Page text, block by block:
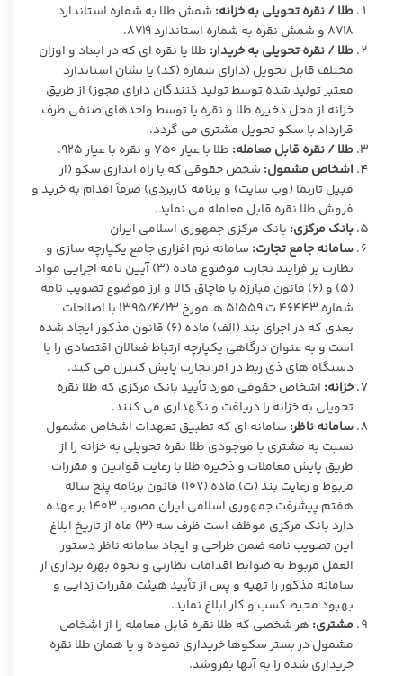
طلا / نقره تحویلی به خزانه: شمش طلا به شماره استاندارد
۸۷۱۸ و شمش نقره به شماره استاندارد ۸۷۱۹.
طلا / نقره تحویلی به خریدار: طلا یا نقره ای که در ابعاد و اوزان
مختلف قابل تحویل (دارای شماره (کد) یا نشان استاندارد
معتبر تولید شده توسط تولید کنندگان دارای مجوز) از طریق
خزانه از محل ذخیره طلا و نقره یا توسط واحدهای صنفی طرف
قرارداد با سکو تحویل مشتری می گردد.
طلا / نقره قابل معامله: طلا با عیار ۷۵۰ و نقره با عیار ۹۲۵.
اشخاص مشمول: شخص حقوقی که با راه اندازی سکو (از
قبیل تارنما (وب سایت) و برنامه کاربردی) صرفاً اقدام به خرید و
فروش طلا نقره قابل معامله می نماید.
بانک مرکزی: بانک مرکزی جمهوری اسلامی ایران
سامانه جامع تجارت: سامانه نرم افزاری جامع یکپارچه سازی و
نظارت بر فرایند تجارت موضوع ماده (۳) آیین نامه اجرایی مواد
(۵) و (۶) قانون مبارزه با قاچاق کالا و ارز موضوع تصویب نامه
شماره ۴۶۴۴۳ ت ۵۱۵۵۹ هـ مورخ ۱۳۹۵/۴/۲۳ با اصلاحات
بعدی که در اجرای بند (الف) ماده (۶) قانون مذکور ایجاد شده
است و به عنوان درگاهی یکپارچه ارتباط فعالان اقتصادی را با
دستگاه های ذی ربط در امر تجارت پایش کنترل می کند.
خزانه: اشخاص حقوقی مورد تأیید بانک مرکزی که طلا نقره
تحویلی به خزانه را دریافت و نگهداری می کنند.
سامانه ناظر: سامانه ای که تطبیق تعهدات اشخاص مشمول
نسبت به مشتری با موجودی طلا نقره تحویلی به خزانه را از
طریق پایش معاملات و ذخیره طلا با رعایت قوانین و مقررات
مربوط و رعایت بند (ت) ماده (۱۰۷) قانون برنامه پنج ساله
هفتم پیشرفت جمهوری اسلامی ایران مصوب ۱۴۰۳ بر عهده
دارد بانک مرکزی موظف است ظرف سه (۳) ماه از تاریخ ابلاغ
این تصویب نامه ضمن طراحی و ایجاد سامانه ناظر دستور
العمل مربوط به ضوابط اقدامات نظارتی و نحوه بهره برداری از
سامانه مذکور را تهیه و پس از تأیید هیئت مقررات زدایی و
بهبود محیط کسب و کار ابلاغ نماید.
مشتری: هر شخصی که طلا نقره قابل معامله را از اشخاص
مشمول در بستر سکوها خریداری نموده و یا همان طلا نقره
خریداری شده را به آنها بفروشد.